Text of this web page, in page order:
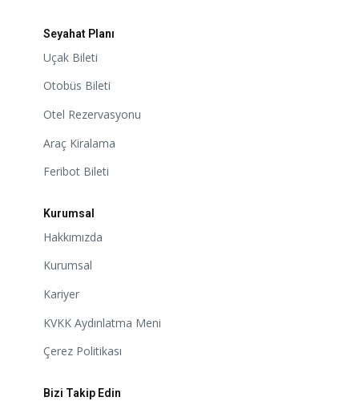
Seyahat Planı
Uçak Bileti
Otobüs Bileti
Otel Rezervasyonu
Araç Kiralama
Feribot Bileti
Kurumsal
Hakkımızda
Kurumsal
Kariyer
KVKK Aydınlatma Meni
Çerez Politikası
Bizi Takip Edin